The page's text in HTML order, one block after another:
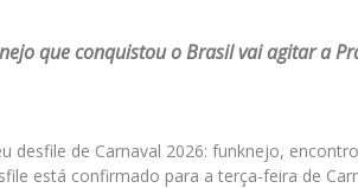
que conquistou o Brasil vai agitar a
desfile de Carnaval 2026: funknejo,
está confirmado para a terça-feira de